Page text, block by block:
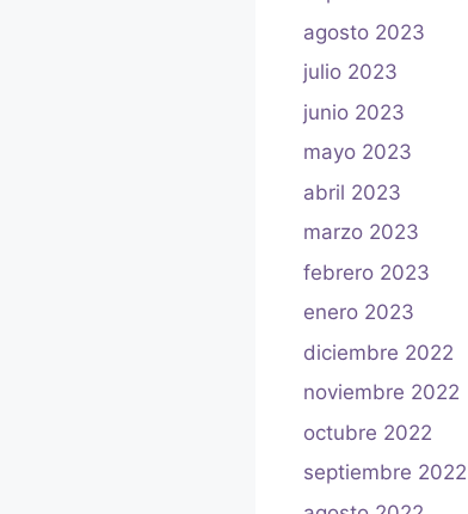
agosto 2023
julio 2023
junio 2023
mayo 2023
abril 2023
marzo 2023
febrero 2023
enero 2023
diciembre 2022
noviembre 2022
octubre 2022
septiembre 2022